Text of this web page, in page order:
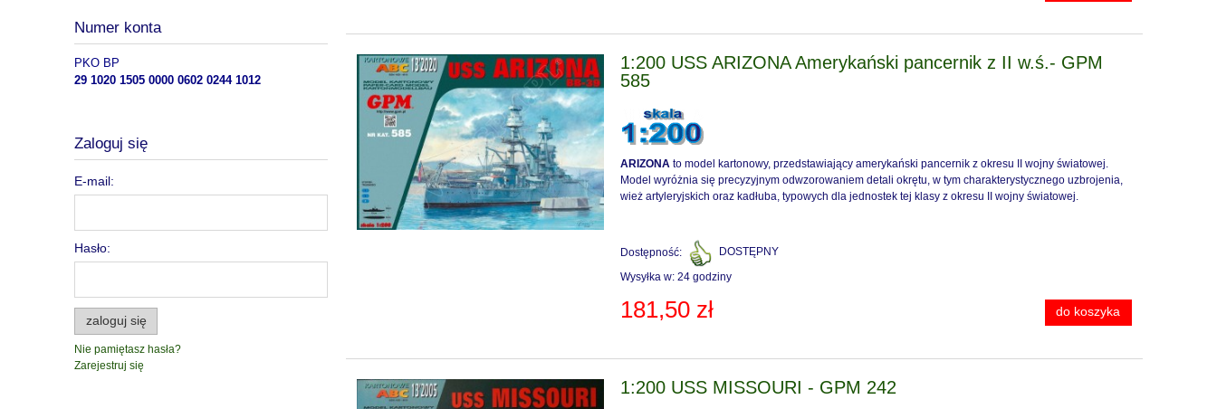
Numer konta
PKO BP
29 1020 1505 0000 0602 0244 1012
Zaloguj się
E-mail:
Hasło:
zaloguj się
Nie pamiętasz hasła?
Zarejestruj się
1:200 USS ARIZONA Amerykański pancernik z II w.ś.- GPM
585
ARIZONA to model kartonowy, przedstawiający amerykański pancernik z okresu II wojny światowej.
Model wyróżnia się precyzyjnym odwzorowaniem detali okrętu, w tym charakterystycznego uzbrojenia,
wież artyleryjskich oraz kadłuba, typowych dla jednostek tej klasy z okresu II wojny światowej.
Dostępność:
DOSTĘPNY
Wysyłka w: 24 godziny
181,50 zł do koszyka
1:200 USS MISSOURI - GPM 242